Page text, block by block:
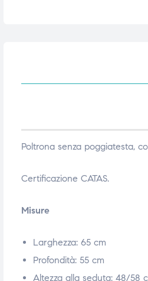
Poltrona senza poggiatesta,
Certificazione CATAS.
Misure
Larghezza: 65 cm
Profondità: 55 cm
Altezza alla seduta: 48/58